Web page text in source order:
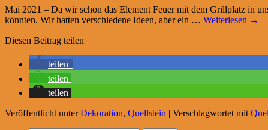
Mai 2021 – Da wir schon das Element Feuer mit dem Grillplatz in
könnten. Wir hatten verschiedene Ideen, aber ein … Weiterlesen →
Diesen Beitrag teilen
teilen
teilen
teilen
Veröffentlicht unter Dekoration, Quellstein | Verschlagwortet mit